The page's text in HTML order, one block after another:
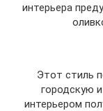
интерьера
Этот стиль
городскую
интерьером